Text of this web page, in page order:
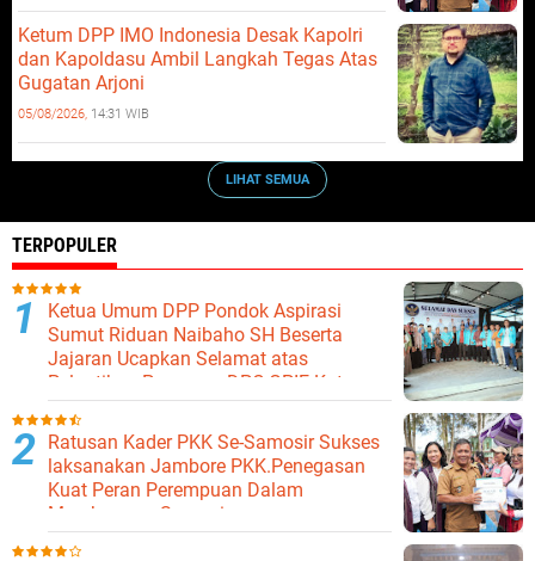
Ketum DPP IMO Indonesia Desak Kapolri
dan Kapoldasu Ambil Langkah Tegas Atas
Gugatan Arjoni
05/08/2026, 14:31 WIB
LIHAT SEMUA
TERPOPULER
Ketua Umum DPP Pondok Aspirasi
Sumut Riduan Naibaho SH Beserta
Jajaran Ucapkan Selamat atas
Pelantikan Pengurus DPC GPIE Kota
Binjai
Ratusan Kader PKK Se-Samosir Sukses
laksanakan Jambore PKK.Penegasan
Kuat Peran Perempuan Dalam
Membangun Samosir.